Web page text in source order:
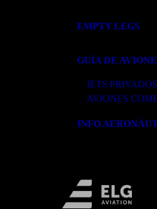
EMPTY LEGS
GUÍA DE
JETS PRIVADOS
AVIONES
INFO